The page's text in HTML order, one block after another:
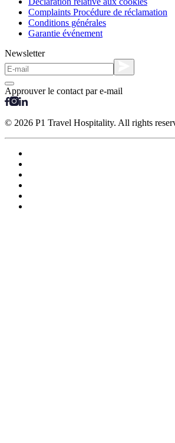
Complaints Procédure de réclamation
Conditions générales
Garantie événement
Newsletter
Approuver le contact par e-mail
© 2026 P1 Travel Hospitality. All rights